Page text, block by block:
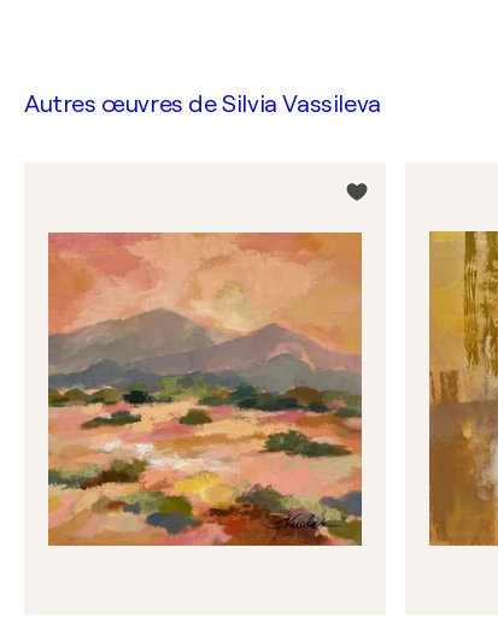
Autres œuvres deSilvia Vassileva